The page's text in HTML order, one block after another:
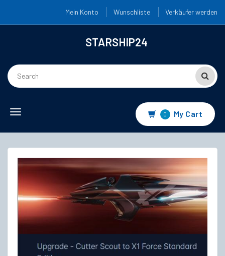
Mein Konto Wunschliste Verkäufer werden
STARSHIP24
Toggle
0 My Cart